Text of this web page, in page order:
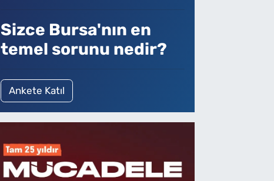
Sizce Bursa'nın en
temel sorunu nedir?
Ankete Katıl